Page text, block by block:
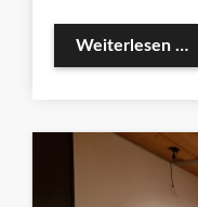
Weiterlesen …